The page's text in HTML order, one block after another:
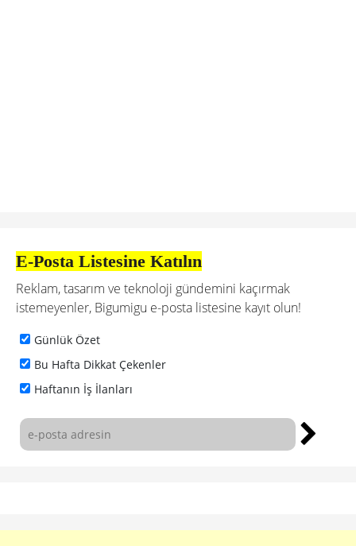
E-Posta Listesine Katılın
Reklam, tasarım ve teknoloji gündemini kaçırmak
istemeyenler, Bigumigu e-posta listesine kayıt olun!
Günlük Özet
Bu Hafta Dikkat Çekenler
Haftanın İş İlanları